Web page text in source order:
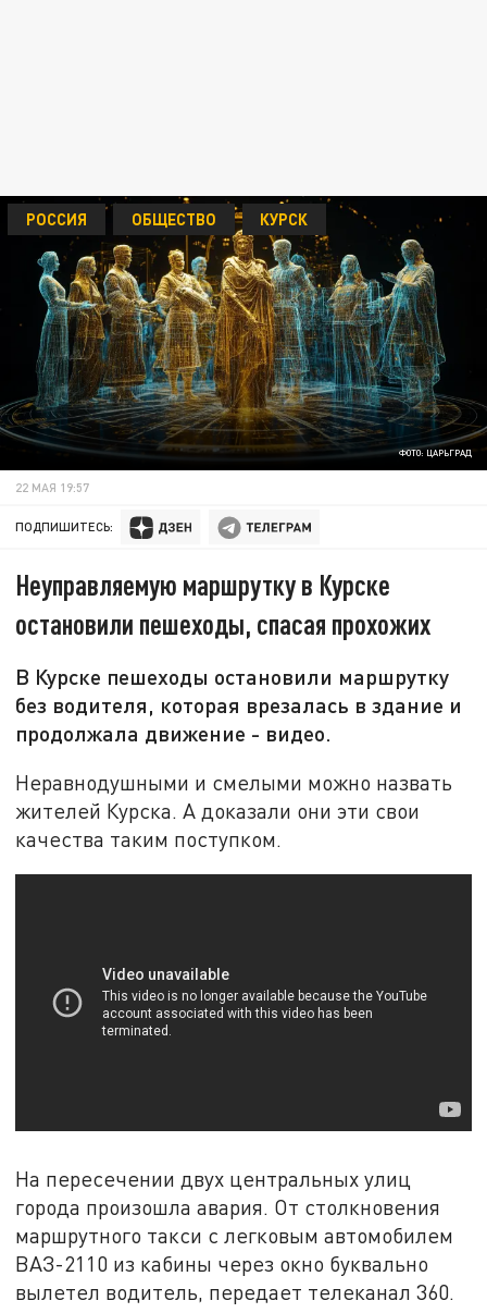
ФОТО: ЦАРЬГРАД
РОССИЯ ОБЩЕСТВО КУРСК
22 МАЯ 19:57
ПОДПИШИТЕСЬ:
Неуправляемую маршрутку в Курске
остановили пешеходы, спасая прохожих
В Курске пешеходы остановили маршрутку
без водителя, которая врезалась в здание и
продолжала движение - видео.
Неравнодушными и смелыми можно назвать
жителей Курска. А доказали они эти свои
качества таким поступком.
На пересечении двух центральных улиц
города произошла авария. От столкновения
маршрутного такси с легковым автомобилем
ВАЗ-2110 из кабины через окно буквально
вылетел водитель, передает телеканал 360.